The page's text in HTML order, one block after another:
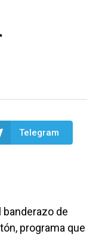
Telegram
banderazo de
programa que